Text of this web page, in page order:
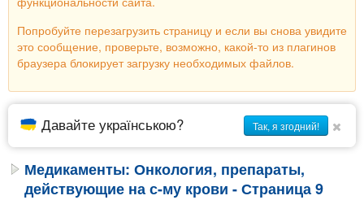
Попробуйте перезагрузить страницу и если вы снова увидите
это сообщение, проверьте, возможно, какой-то из плагинов
браузера блокирует загрузку необходимых файлов.
Давайте українською? Так, я згодний!
Медикаменты: Онкология, препараты,
действующие на с-му крови - Страница 9